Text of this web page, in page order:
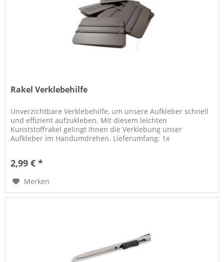
Rakel Verklebehilfe
Unverzichtbare Verklebehilfe, um unsere Aufkleber schnell
und effizient aufzukleben. Mit diesem leichten
Kunststoffrakel gelingt Ihnen die Verklebung unser
Aufkleber im Handumdrehen. Lieferumfang: 1x
2,99 € *
Merken